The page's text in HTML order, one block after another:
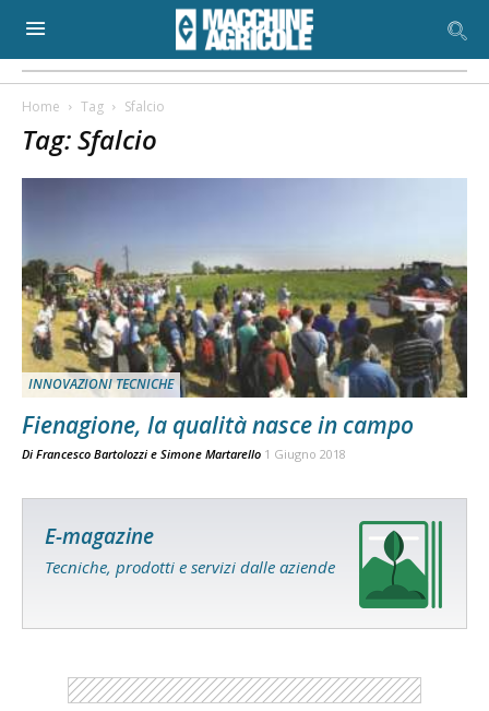
Home Tag Sfalcio
Tag: Sfalcio
INNOVAZIONI TECNICHE
Fienagione, la qualità nasce in campo
Di Francesco Bartolozzi e Simone Martarello 1 Giugno 2018
E-magazine
Tecniche, prodotti e servizi dalle aziende